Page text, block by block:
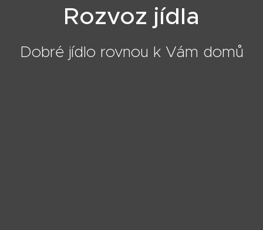
Rozvoz jídla
Dobré jídlo rovnou k Vám domů